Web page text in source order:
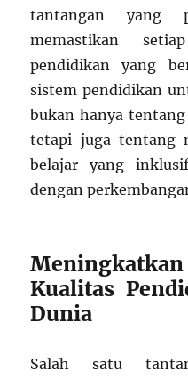
tantangan yang
memastikan
pendidikan yang
sistem pendidikan
bukan hanya
tetapi juga tentang
belajar yang
dengan
Kualitas
Dunia
Salah satu